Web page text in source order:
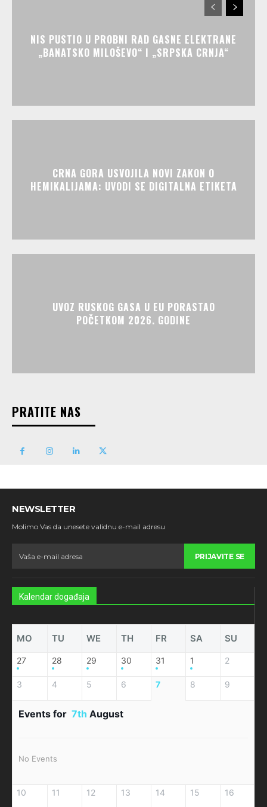
NIS PUSTIO U PROBNI RAD GASNE ELEKTRANE
„BANATSKO MILOŠEVO“ I „SRPSKA CRNJA“
CRNA GORA USVOJILA NOVI ZAKON O
HEMIKALIJAMA: UVODI SE DIGITALNA ETIKETA
UVOZ RUSKOG GASA U EU PORASTAO
POČETKOM 2026. GODINE
PRATITE NAS
NEWSLETTER
Molimo Vas da unesete validnu e-mail adresu
PRIJAVITE SE
Kalendar događaja
MO TU WE TH FR SA SU
27 28 29 30 31 1 2
3 4 5 6 7 8 9
Events for 7th August
No Events
10 11 12 13 14 15 16